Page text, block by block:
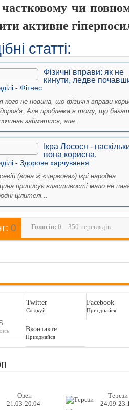
чи
активне
статті:
Фізичні вправи: як не
кинути, ледве
- Фiтнес
кого не новина, що фізичні вправи
Але проблема в тому, що
займатися, але...
Ікра Лосося -
вона корисна.
- Здорове харчування
(вона ж «червона») ікрі народна
приписує властивості мало не
цілителі...
0 Голосiв: 0 350 переглядів
Twitter
Слідкуй
Facebook
Приєднайся
Вконтакте
Приєднайся
Овен
21.03-20.04
Терези
24.09-